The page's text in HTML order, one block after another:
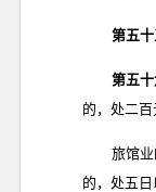
第五
第五
的，处二百
旅馆
的，处五日